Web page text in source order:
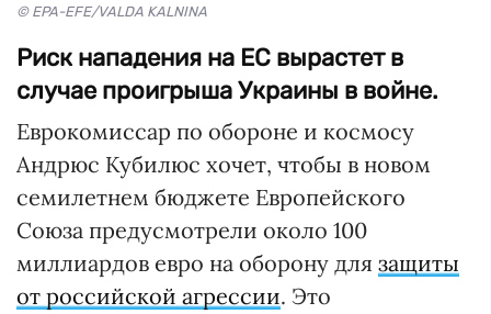
© EPA-EFE/VALDA KALNINA
Риск нападения на ЕС вырастет в
случае проигрыша Украины в войне.
Еврокомиссар по обороне и космосу
Андрюс Кубилюс хочет, чтобы в новом
семилетнем бюджете Европейского
Союза предусмотрели около 100
миллиардов евро на оборону для защиты
от российской агрессии. Это